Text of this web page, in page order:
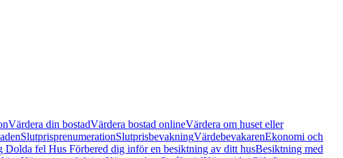
Värdera din bostadVärdera bostad onlineVärdera om huset eller
SlutprisprenumerationSlutprisbevakningVärdebevakarenEkonomi och
Dolda fel Hus Förbered dig inför en besiktning av ditt husBesiktning med